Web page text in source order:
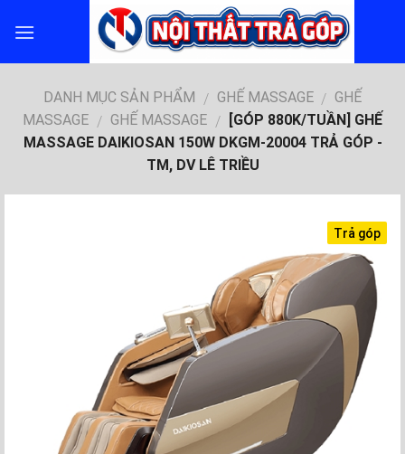
DANH MỤC SẢN PHẨM / GHẾ MASSAGE / GHẾ
MASSAGE / GHẾ MASSAGE /
[GÓP 880K/TUẦN] GHẾ
MASSAGE DAIKIOSAN 150W DKGM-20004 TRẢ GÓP -
TM, DV LÊ TRIỀU
Trả góp